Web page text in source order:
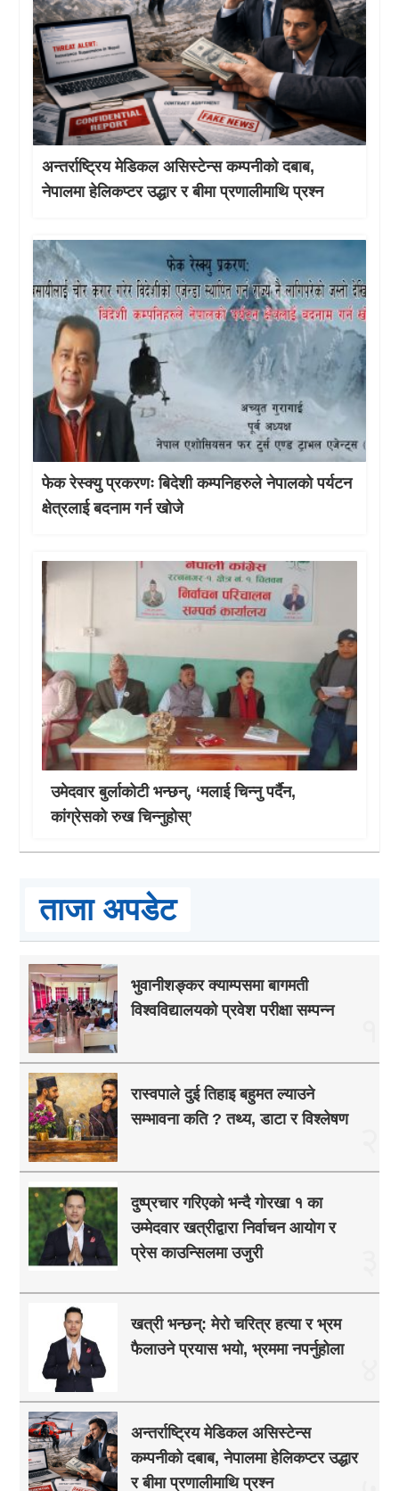
अन्तर्राष्ट्रिय मेडिकल असिस्टेन्स कम्पनीको दबाब,
नेपालमा हेलिकप्टर उद्धार र बीमा प्रणालीमाथि प्रश्न
फेक रेस्क्यु प्रकरणः बिदेशी कम्पनिहरुले नेपालको पर्यटन
क्षेत्रलाई बदनाम गर्न खोजे
उमेदवार बुर्लाकोटी भन्छन्, ‘मलाई चिन्नु पर्दैन,
कांग्रेसको रुख चिन्नुहोस्’
ताजा अपडेट
भुवानीशङ्कर क्याम्पसमा बागमती
विश्वविद्यालयको प्रवेश परीक्षा सम्पन्न
रास्वपाले दुई तिहाइ बहुमत ल्याउने
सम्भावना कति ? तथ्य, डाटा र विश्लेषण
दुष्प्रचार गरिएको भन्दै गोरखा १ का
उम्मेदवार खत्रीद्वारा निर्वाचन आयोग र
प्रेस काउन्सिलमा उजुरी
खत्री भन्छन्: मेरो चरित्र हत्या र भ्रम
फैलाउने प्रयास भयो, भ्रममा नपर्नुहोला
अन्तर्राष्ट्रिय मेडिकल असिस्टेन्स
कम्पनीको दबाब, नेपालमा हेलिकप्टर उद्धार
र बीमा प्रणालीमाथि प्रश्न